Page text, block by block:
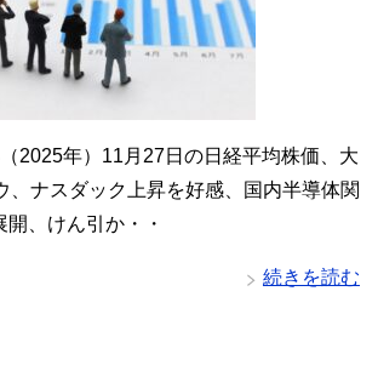
（2025年）11月27日の日経平均株価、大
、ナスダック上昇を好感、国内半導体関
、けん引か・・
続きを読む